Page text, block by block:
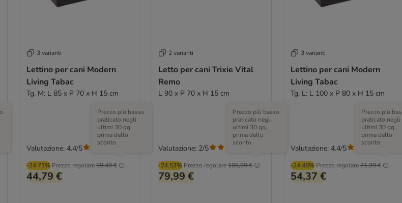
3 varianti
Lettino per cani Modern
Living Tabac
Tg. M: L 85 x P 70 x H 15 cm
-24.71% Prezzo regolare59,49 €
Prezzo più basso
praticato negli
ultimi 30 gg,
prima dello
sconto.
44,79 €
Valutazione: 4.4/5
2 varianti
Letto per cani Trixie Vital
Remo
L 90 x P 70 x H 15 cm
-24.53% Prezzo regolare105,99 €
Prezzo più basso
praticato negli
ultimi 30 gg,
prima dello
sconto.
79,99 €
Valutazione: 2/5
3 varianti
Lettino per cani Modern
Living Tabac
Tg. L: L 100 x P 80 x H 15 cm
-24.48% Prezzo regolare71,99 €
Prezzo più
praticato negli
ultimi 30 gg,
prima dello
sconto.
54,37 €
Valutazione: 4.4/5